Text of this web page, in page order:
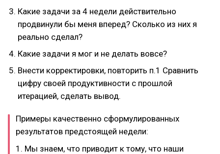
Какие задачи за 4 недели действительно
продвинули бы меня вперед? Сколько из них я
реально сделал?
Какие задачи я мог и не делать вовсе?
Внести корректировки, повторить п.1 Сравнить
цифру своей продуктивности с прошлой
итерацией, сделать вывод.
Примеры качественно сформулированных
результатов предстоящей недели:
1. Мы знаем, что приводит к тому, что наши